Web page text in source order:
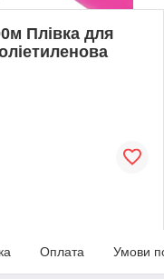
Плівка для
Оплата Умови